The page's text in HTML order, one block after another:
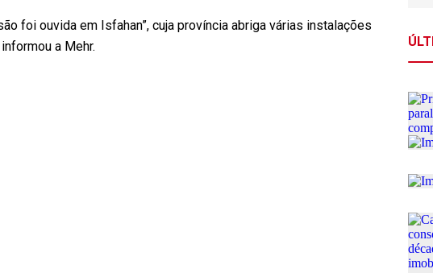
foi ouvida em Isfahan”, cuja província abriga várias instalações
a Mehr.